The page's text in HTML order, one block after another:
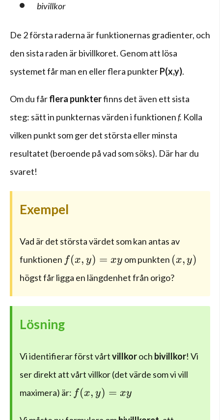
bivillkor
De 2 första raderna är funktionernas gradienter, och
den sista raden är bivillkoret. Genom att lösa
systemet får man en eller flera punkterP(x,y).
Om du fårflera punkterfinns det även ett sista
steg: sätt in punkternas värden i funktionenf. Kolla
vilken punkt som ger det största eller minsta
resultatet (beroende på vad som söks). Där har du
svaret!
Exempel
Vad är det största värdet som kan antas av
funktionen f(x,y)=xy
f(x, y) = xy om punkten (x,y)
(x, y)
högst får ligga en längdenhet från origo?
Lösning
Vi identifierar först vårtvillkoroch bivillkor! Vi
ser direkt att vårt villkor (det värde som vi vill
maximera) är: f(x,y)=xy
f(x, y) = xy